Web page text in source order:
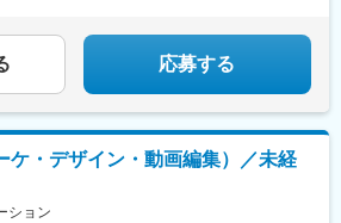
応募する
ケ・デザイン・動画編集）／未経
ション